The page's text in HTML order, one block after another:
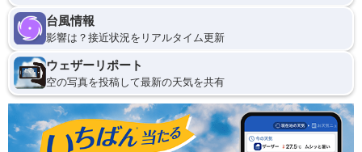
台風情報
影響は？接近状況をリアルタイム更新
ウェザーリポート
空の写真を投稿して最新の天気を共有